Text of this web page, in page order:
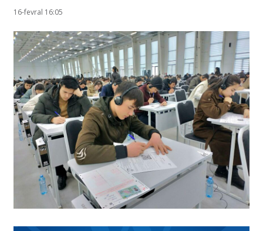
16-fevral 16:05